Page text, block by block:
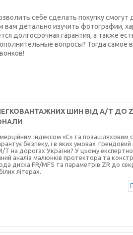
себе сделать покупку смогут
детально изучить фотографии,
долгосрочная гарантия, а также
вопросы? Тогда самое
ШИН ВІД A/T ДО
індексом «С» та позашляховим
безпеку, і в яких умовах
T на дорогах України? У цьому
аналіз малюнків протектора та
диска FR/MFS та параметрів ZR до
літерах.